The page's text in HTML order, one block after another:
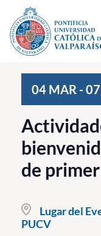
Click acá para ir
Investigación,
PUCV
Vinculación con el
Pregrado
04 MAR -07
de
Lugar del
PUCV